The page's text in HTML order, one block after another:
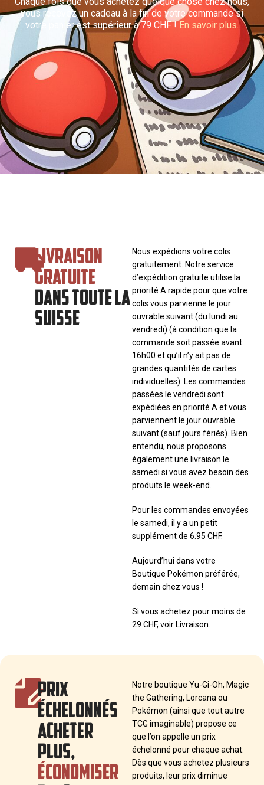
vous recevez un cadeau à la fin de votre commande si
votre panier est supérieur à 79 CHF ! En savoir plus.
LIVRAISON
GRATUITE
DANS TOUTE LA
SUISSE
Nous expédions votre colis
gratuitement. Notre service
d’expédition gratuite utilise la
priorité A rapide pour que votre
colis vous parvienne le jour
ouvrable suivant (du lundi au
vendredi) (à condition que la
commande soit passée avant
16h00 et qu’il n’y ait pas de
grandes quantités de cartes
individuelles). Les commandes
passées le vendredi sont
expédiées en priorité A et vous
parviennent le jour ouvrable
suivant (sauf jours fériés). Bien
entendu, nous proposons
également une livraison le
samedi si vous avez besoin des
produits le week-end.
Pour les commandes envoyées
le samedi, il y a un petit
supplément de 6.95 CHF.
Aujourd’hui dans votre
Boutique Pokémon préférée,
demain chez vous !
Si vous achetez pour moins de
29 CHF, voir Livraison.
PRIX
ÉCHELONNÉS
ACHETER
PLUS,
ÉCONOMISER
Notre boutique Yu-Gi-Oh, Magic
the Gathering, Lorcana ou
Pokémon (ainsi que tout autre
TCG imaginable) propose ce
que l’on appelle un prix
échelonné pour chaque achat.
Dès que vous achetez plusieurs
produits, leur prix diminue